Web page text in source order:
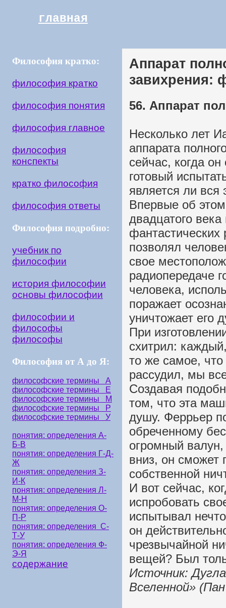
главная
Философия кратко:
философия кратко
философия понятия
философия главное
философия
конспекты
кратко философия
философия ответы
Философия подробно:
учебник по
философии
история философии
основы философии
философии и
философы
философы
Философия от А до Я:
философские термины А
философские термины Е
философские термины М
философские термины Р
философские термины У
понятия: определения А-
Б-В
понятия: определения Г-Д-
Ж
понятия: определения З-
И-К
понятия: определения Л-
М-Н
понятия: определения О-
П-Р
понятия: определения С-
Т-У
понятия: определения Ф-
Э-Я
содержание
Аппарат
завихрения:
56. Аппарат
Несколько лет
аппарата
сейчас, когда
готовый
является ли вся
Впервые об
двадцатого
фантастических
позволял
свое
радиопередаче
человека,
поражает
уничтожает его
При
схитрил:
то же самое, что
рассудил, мы
Создавая
том, что эта
душу. Феррьер
обреченному
огромный
вниз, он сможет
собственной
И вот сейчас,
испробовать
испытывал
он
чрезвычайной
вещей? Был
Источник:
Вселенной»